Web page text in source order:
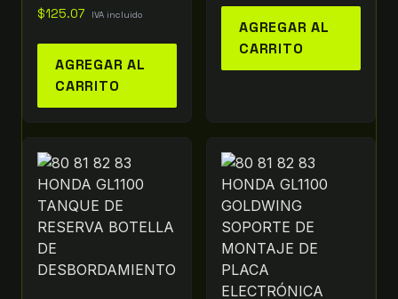
$125.07 IVA incluido
AGREGAR AL
CARRITO
AGREGAR AL
CARRITO